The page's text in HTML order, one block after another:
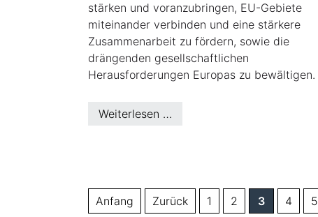
stärken und voranzubringen, EU-Gebiete
miteinander verbinden und eine stärkere
Zusammenarbeit zu fördern, sowie die
drängenden gesellschaftlichen
Herausforderungen Europas zu bewältigen.
Weiterlesen …
Anfang Zurück 1 2 3 4 5